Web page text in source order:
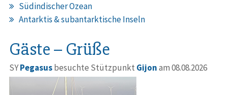
Südindischer Ozean
Antarktis & subantarktische Inseln
Gäste – Grüße
SYPegasusbesuchte Stützpunkt Gijonam 08.08.2026